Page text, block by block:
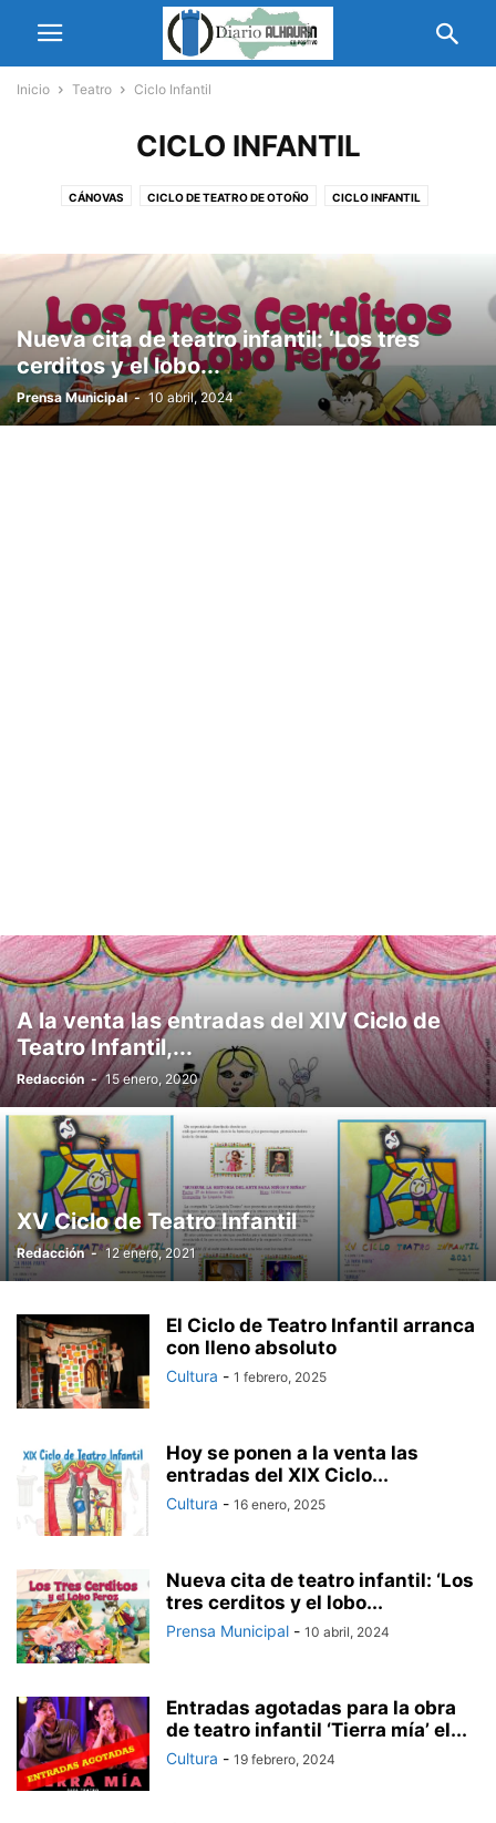
Inicio Teatro Ciclo Infantil
CICLO INFANTIL
CÁNOVAS CICLO DE TEATRO DE OTOÑO CICLO INFANTIL
Nueva cita de teatro infantil: ‘Los tres
cerditos y el lobo...
Prensa Municipal - 10 abril, 2024
A la venta las entradas del XIV Ciclo de
Teatro Infantil,...
Redacción - 15 enero, 2020
XV Ciclo de Teatro Infantil
Redacción - 12 enero, 2021
El Ciclo de Teatro Infantil arranca
con lleno absoluto
Cultura - 1 febrero, 2025
Hoy se ponen a la venta las
entradas del XIX Ciclo...
Cultura - 16 enero, 2025
Nueva cita de teatro infantil: ‘Los
tres cerditos y el lobo...
Prensa Municipal - 10 abril, 2024
Entradas agotadas para la obra
de teatro infantil ‘Tierra mía’ el...
Cultura - 19 febrero, 2024